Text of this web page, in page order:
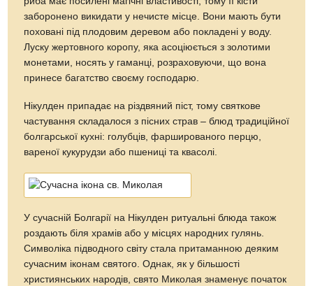
заборонено викидати у нечисте місце. Вони мають бути
поховані під плодовим деревом або покладені у воду.
Луску жертовного коропу, яка асоціюється з золотими
монетами, носять у гаманці, розраховуючи, що вона
принесе багатство своєму господарю.
Нікулден припадає на різдвяний піст, тому святкове
частування складалося з пісних страв – блюд традиційної
болгарської кухні: голубців, фаршированого перцю,
вареної кукурудзи або пшениці та квасолі.
У сучасній Болгарії на Нікулден ритуальні блюда також
роздають біля храмів або у місцях народних гулянь.
Символіка підводного світу стала притаманною деяким
сучасним іконам святого. Однак, як у більшості
християнських народів, свято Миколая знаменує початок